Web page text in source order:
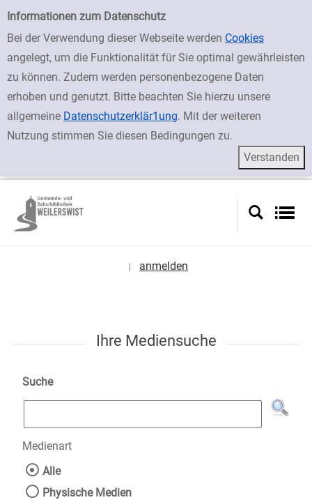
Einfache Suche
Informationen zum Datenschutz
Bei der Verwendung dieser Webseite werden Cookies
angelegt, um die Funktionalität für Sie optimal gewährleisten
zu können. Zudem werden personenbezogene Daten
erhoben und genutzt. Bitte beachten Sie hierzu unsere
allgemeine Datenschutzerklär1ung. Mit der weiteren
Nutzung stimmen Sie diesen Bedingungen zu.
zur Navigation springen
zum Inhalt springen
Zur Detailanzeige springen
anmelden
Ihre Mediensuche
Suche
Medienart
Wählen Sie die Medienart nach der Sie
Alle
Physische Medien